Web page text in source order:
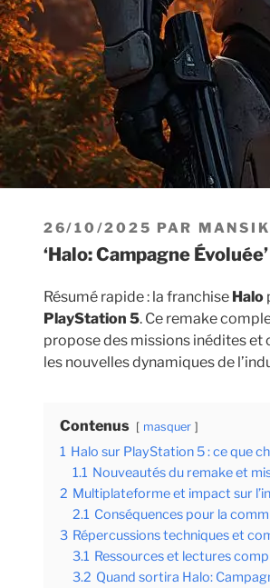
PUBLIÉ
LE
26/10/2025 PAR
‘Halo: Campagne
Résumé rapide : la franchise Halo
PlayStation 5. Ce remake
propose des missions inédites
les nouvelles dynamiques de
Contenus masquer
1 Halo sur PlayStation 5 : ce que
1.1 Nouveautés du remake et
2 Multiplateforme et impact sur
2.1 Conséquences pour la
3 Répercussions techniques et
3.1 Ressources et lectures
3.2 Quand sortira Halo: